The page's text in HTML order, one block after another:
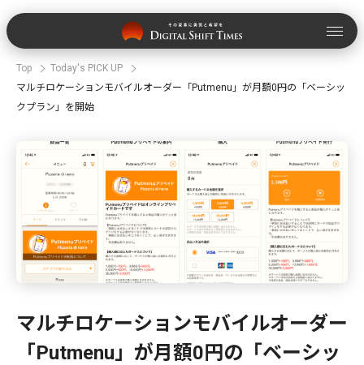
Top
Today's PICK UP
マルチロケーションモバイルオーダー「Putmenu」が月額0円の「ベーシッ
クプラン」を開始
マルチロケーションモバイルオーダー
「Putmenu」が月額0円の「ベーシッ